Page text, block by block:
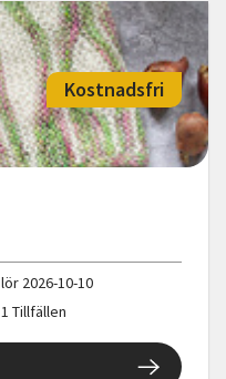
Kostnadsfri
lör 2026-10-10
1 Tillfällen